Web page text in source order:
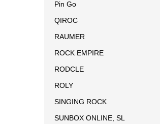
Pin Go
QIROC
RAUMER
ROCK EMPIRE
RODCLE
ROLY
SINGING ROCK
SUNBOX ONLINE, SL